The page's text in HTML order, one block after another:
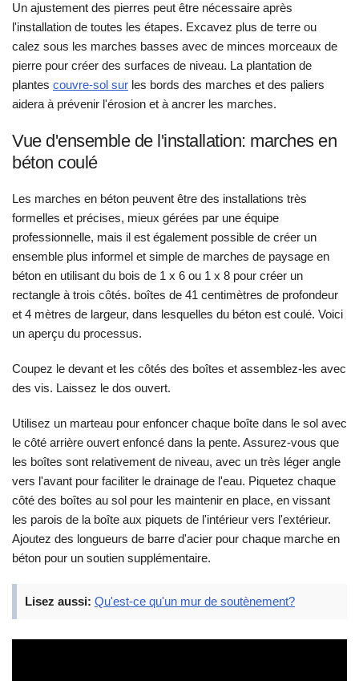
Un ajustement des pierres peut être nécessaire après
l'installation de toutes les étapes. Excavez plus de terre ou
calez sous les marches basses avec de minces morceaux de
pierre pour créer des surfaces de niveau. La plantation de
plantes couvre-sol sur les bords des marches et des paliers
aidera à prévenir l'érosion et à ancrer les marches.
Vue d'ensemble de l'installation: marches en
béton coulé
Les marches en béton peuvent être des installations très
formelles et précises, mieux gérées par une équipe
professionnelle, mais il est également possible de créer un
ensemble plus informel et simple de marches de paysage en
béton en utilisant du bois de 1 x 6 ou 1 x 8 pour créer un
rectangle à trois côtés. boîtes de 41 centimètres de profondeur
et 4 mètres de largeur, dans lesquelles du béton est coulé. Voici
un aperçu du processus.
Coupez le devant et les côtés des boîtes et assemblez-les avec
des vis. Laissez le dos ouvert.
Utilisez un marteau pour enfoncer chaque boîte dans le sol avec
le côté arrière ouvert enfoncé dans la pente. Assurez-vous que
les boîtes sont relativement de niveau, avec un très léger angle
vers l'avant pour faciliter le drainage de l'eau. Piquetez chaque
côté des boîtes au sol pour les maintenir en place, en vissant
les parois de la boîte aux piquets de l'intérieur vers l'extérieur.
Ajoutez des longueurs de barre d'acier pour chaque marche en
béton pour un soutien supplémentaire.
Lisez aussi: Qu'est-ce qu'un mur de soutènement?